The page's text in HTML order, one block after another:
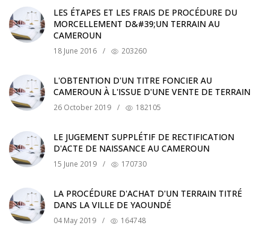
LES ÉTAPES ET LES FRAIS DE PROCÉDURE DU
MORCELLEMENT D&#39;UN TERRAIN AU
CAMEROUN
18 June 2016 / 203260
L'OBTENTION D'UN TITRE FONCIER AU
CAMEROUN À L'ISSUE D'UNE VENTE DE TERRAIN
26 October 2019 / 182105
LE JUGEMENT SUPPLÉTIF DE RECTIFICATION
D'ACTE DE NAISSANCE AU CAMEROUN
15 June 2019 / 170730
LA PROCÉDURE D'ACHAT D'UN TERRAIN TITRÉ
DANS LA VILLE DE YAOUNDÉ
04 May 2019 / 164748